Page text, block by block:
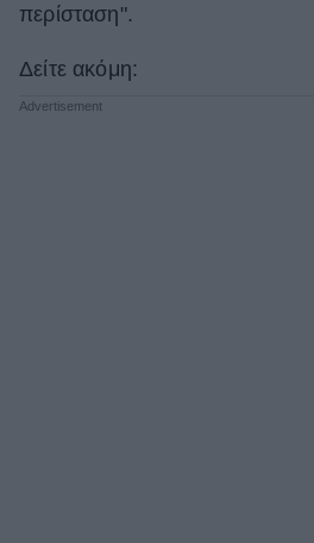
περίσταση".
Δείτε ακόμη: